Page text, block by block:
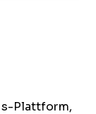
Plattform,